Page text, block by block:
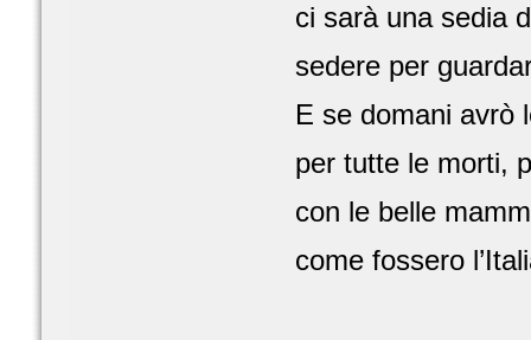
ci sarà una sedia
sedere per
E se domani avrò
per tutte le morti,
con le belle
come fossero